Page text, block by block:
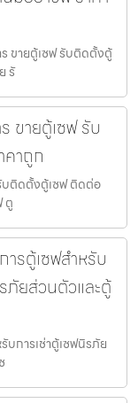
ขายตู้เซฟ รับติดตั้งตู้
รั
ขายตู้เซฟ รับ
าถูก
บติดตั้งตู้เซฟ ติดต่อ
ตู
รตู้เซฟสำหรับ
ภัยส่วนตัวและตู้
การเช่าตู้เซฟนิรภัย